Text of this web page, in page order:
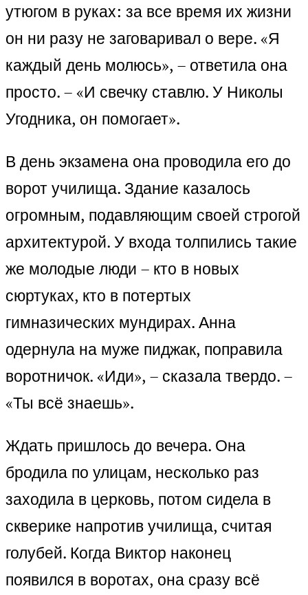
утюгом в руках: за все время их жизни
он ни разу не заговаривал о вере. «Я
каждый день молюсь», – ответила она
просто. – «И свечку ставлю. У Николы
Угодника, он помогает».
В день экзамена она проводила его до
ворот училища. Здание казалось
огромным, подавляющим своей строгой
архитектурой. У входа толпились такие
же молодые люди – кто в новых
сюртуках, кто в потертых
гимназических мундирах. Анна
одернула на муже пиджак, поправила
воротничок. «Иди», – сказала твердо. –
«Ты всё знаешь».
Ждать пришлось до вечера. Она
бродила по улицам, несколько раз
заходила в церковь, потом сидела в
скверике напротив училища, считая
голубей. Когда Виктор наконец
появился в воротах, она сразу всё